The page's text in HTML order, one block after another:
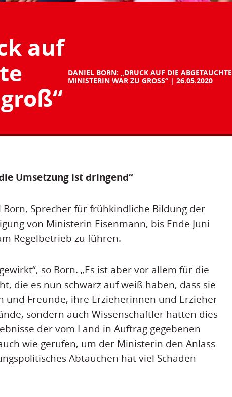
auf
DANIEL BORN: „DRUCK AUF DIE ABGETAUCHTE
MINISTERIN WAR ZU GROSS“
26.05.2020
Umsetzung ist dringend“
Born, Sprecher für frühkindliche Bildung der
von Ministerin Eisenmann, bis Ende Juni
Regelbetrieb zu führen.
so Born. „Es ist aber vor allem für die
die es nun schwarz auf weiß haben, dass sie
und Freunde, ihre Erzieherinnen und Erzieher
sondern auch Wissenschaftler hatten dies
der vom Land in Auftrag gegebenen
wie gerufen, um der Ministerin den Anlass
Abtauchen hat viel Schaden